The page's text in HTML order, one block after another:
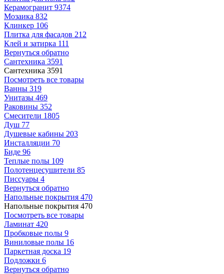
Керамогранит 9374
Мозаика 832
Клинкер 106
Плитка для фасадов 212
Клей и затирка 111
Вернуться обратно
Сантехника 3591
Сантехника 3591
Посмотреть все товары
Ванны 319
Унитазы 469
Раковины 352
Смесители 1805
Душ 77
Душевые кабины 203
Инсталляции 70
Биде 96
Теплые полы 109
Полотенцесушители 85
Писсуары 4
Вернуться обратно
Напольные покрытия 470
Напольные покрытия 470
Посмотреть все товары
Ламинат 420
Пробковые полы 9
Виниловые полы 16
Паркетная доска 19
Подложки 6
Вернуться обратно